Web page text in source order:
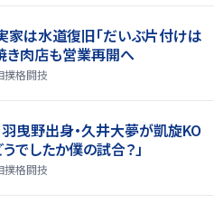
家は水道復旧「だいぶ片付けは
き肉店も営業再開へ
撲格闘技
羽曳野出身・久井大夢が凱旋KO
でしたか僕の試合？」
撲格闘技